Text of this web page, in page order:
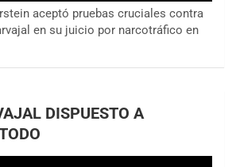
aceptó pruebas cruciales contra
en su juicio por narcotráfico en
DISPUESTO A